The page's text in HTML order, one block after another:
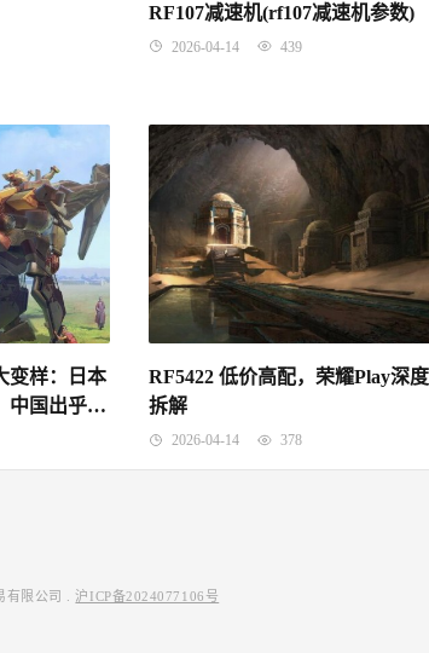
RF107减速机(rf107减速机参数)
2026-04-14 439
变样：日本
中国出乎预
RF5422 低价高配，荣耀Play深度
拆解
2026-04-14 378
有限公司 沪ICP备2024077106号